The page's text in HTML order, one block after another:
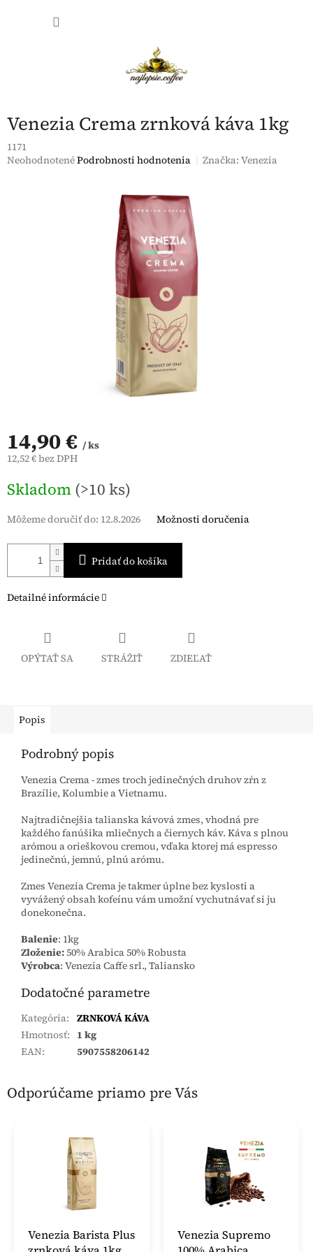
Venezia Crema zrnková káva 1kg
1171
Priemerné
NeohodnotenéPodrobnosti hodnotenia Značka:Venezia
14,90 € / ks
12,52 € bez DPH
cena:
Skladom (>10 ks)
Môžeme doručiť do: 12.8.2026 Možnosti doručenia
Pridať do košíka
Detailné informácie
OPÝTAŤ SA STRÁŽIŤ ZDIEĽAŤ
Popis
Podrobný popis
Venezia Crema - zmes troch jedinečných druhov zŕn z
Brazílie, Kolumbie a Vietnamu.
Najtradičnejšia talianska kávová zmes, vhodná pre
každého fanúšika mliečnych a čiernych káv. Káva s plnou
arómou a orieškovou cremou, vďaka ktorej má espresso
jedinečnú, jemnú, plnú arómu.
Zmes Venezia Crema je takmer úplne bez kyslosti a
vyvážený obsah kofeínu vám umožní vychutnávať si ju
donekonečna.
Balenie: 1kg
Zloženie:50% Arabica 50% Robusta
Výrobca: Venezia Caffe srl., Taliansko
Dodatočné parametre
Kategória: ZRNKOVÁ KÁVA
Hmotnosť: 1 kg
EAN: 5907558206142
Odporúčame priamo pre Vás
Venezia Barista Plus
Venezia Supremo